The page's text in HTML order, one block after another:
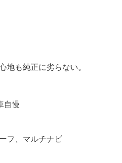
地も純正に劣らない。
自慢
フ、マルチナビ